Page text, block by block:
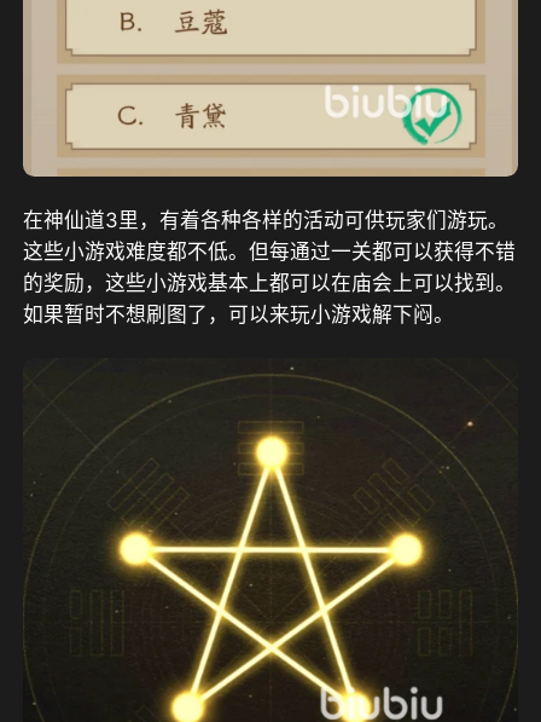
在神仙道3里，有着各种各样的活动可供玩家们游玩。
这些小游戏难度都不低。但每通过一关都可以获得不错
的奖励，这些小游戏基本上都可以在庙会上可以找到。
如果暂时不想刷图了，可以来玩小游戏解下闷。